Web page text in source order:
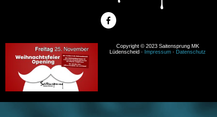
Copyright © 2023 Saitensprung MK
Lüdenscheid · Impressum · Datenschutz